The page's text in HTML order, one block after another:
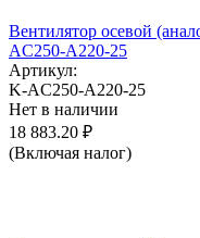
Вентилятор осевой
AC250-A220-25
Артикул:
K-AC250-A220-25
Нет в наличии
18 883.20 ₽
(Включая налог)